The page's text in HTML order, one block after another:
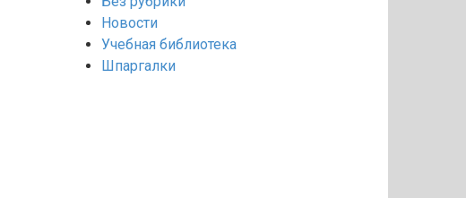
Новости
Учебная библиотека
Шпаргалки